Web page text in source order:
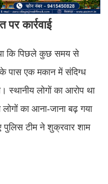
पर कार्रवाई
कि पिछले कुछ समय से
के पास एक मकान में संदिग्ध
स्थानीय लोगों का आरोप था
का आना-जाना बढ़ गया
टीम ने शुक्रवार शाम